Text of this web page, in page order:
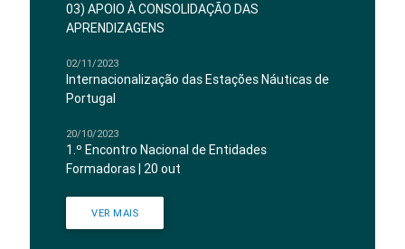
03) APOIO À CONSOLIDAÇÃO DAS
APRENDIZAGENS
02/11/2023
Internacionalização das Estações Náuticas de
Portugal
20/10/2023
1.º Encontro Nacional de Entidades
Formadoras | 20 out
VER MAIS